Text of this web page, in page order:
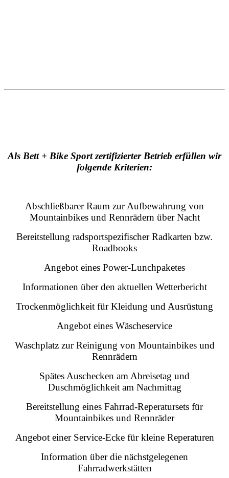
Als Bett + Bike Sport zertifizierter Betrieb erfüllen wir
folgende Kriterien:
Abschließbarer Raum zur Aufbewahrung von
Mountainbikes und Rennrädern über Nacht
Bereitstellung radsportspezifischer Radkarten bzw.
Roadbooks
Angebot eines Power-Lunchpaketes
Informationen über den aktuellen Wetterbericht
Trockenmöglichkeit für Kleidung und Ausrüstung
Angebot eines Wäscheservice
Waschplatz zur Reinigung von Mountainbikes und
Rennrädern
Spätes Auschecken am Abreisetag und
Duschmöglichkeit am Nachmittag
Bereitstellung eines Fahrrad-Reperatursets für
Mountainbikes und Rennräder
Angebot einer Service-Ecke für kleine Reperaturen
Information über die nächstgelegenen
Fahrradwerkstätten